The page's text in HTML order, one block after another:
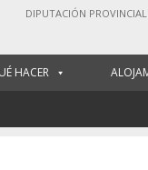
DIPUTACIÓN PROVINCIAL
HACER